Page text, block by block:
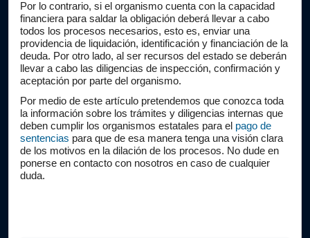
Por lo contrario, si el organismo cuenta con la capacidad
financiera para saldar la obligación deberá llevar a cabo
todos los procesos necesarios, esto es, enviar una
providencia de liquidación, identificación y financiación de la
deuda. Por otro lado, al ser recursos del estado se deberán
llevar a cabo las diligencias de inspección, confirmación y
aceptación por parte del organismo.
Por medio de este artículo pretendemos que conozca toda
la información sobre los trámites y diligencias internas que
deben cumplir los organismos estatales para el pago de
sentencias para que de esa manera tenga una visión clara
de los motivos en la dilación de los procesos. No dude en
ponerse en contacto con nosotros en caso de cualquier
duda.